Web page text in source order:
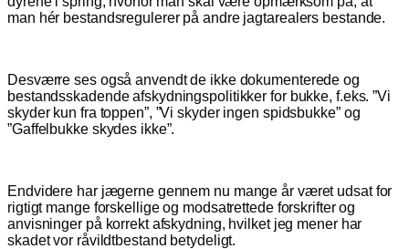
man hér bestandsregulerer på andre jagtarealers bestande.
Desværre ses også anvendt de ikke dokumenterede og
bestandsskadende afskydningspolitikker for bukke, f.eks. ”Vi
skyder kun fra toppen”, ”Vi skyder ingen spidsbukke” og
”Gaffelbukke skydes ikke”.
Endvidere har jægerne gennem nu mange år været udsat for
rigtigt mange forskellige og modsatrettede forskrifter og
anvisninger på korrekt afskydning, hvilket jeg mener har
skadet vor råvildtbestand betydeligt.